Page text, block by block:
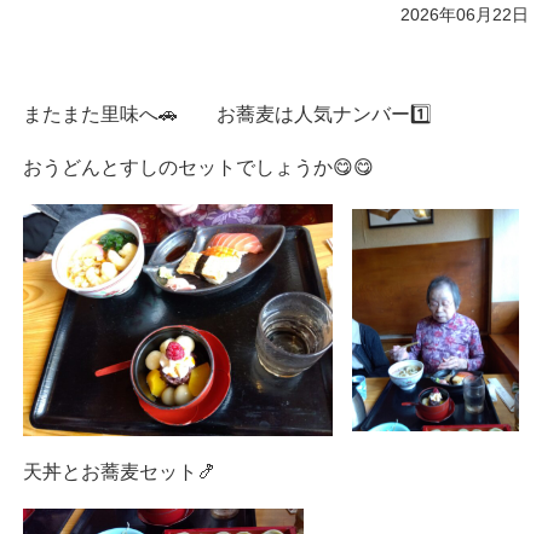
2026年06月22日
またまた里味へ🚗 お蕎麦は人気ナンバー1️⃣
おうどんとすしのセットでしょうか😋😋
天丼とお蕎麦セット🍤